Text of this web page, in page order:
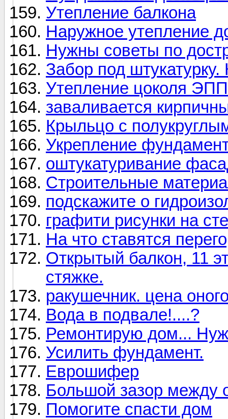
Утепление балкона
Наружное утепление
Нужны советы по
Забор под
Утепление цоколя
заваливается
Крыльцо с
Укрепление
оштукатуривание
Строительные
подскажите о
графити рисунки на
На что ставятся
Открытый балкон, 11
стяжке.
ракушечник. цена
Вода в подвале!....?
Ремонтирую дом...
Усилить фундамент.
Еврошифер
Большой зазор между
Помогите спасти дом